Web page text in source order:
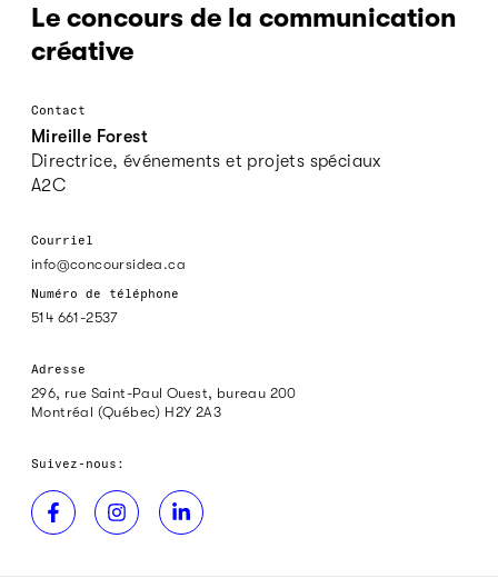
Le concours de la communication
créative
Contact
Mireille Forest
Directrice, événements et projets spéciaux
A2C
Courriel
info@concoursidea.ca
Numéro de téléphone
514 661-2537
Adresse
296, rue Saint-Paul Ouest, bureau 200
Montréal (Québec) H2Y 2A3
Suivez-nous: